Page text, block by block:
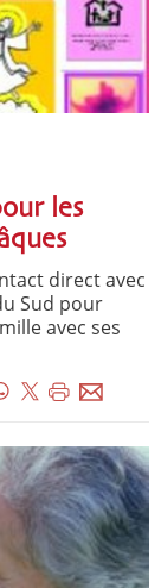
les
direct avec
Sud pour
avec ses